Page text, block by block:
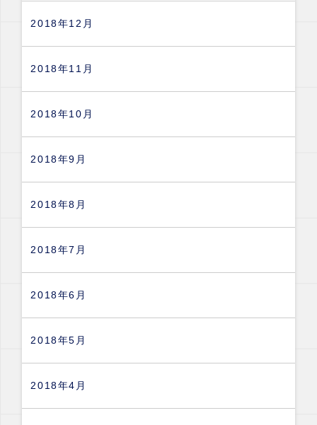
2018年12月
2018年11月
2018年10月
2018年9月
2018年8月
2018年7月
2018年6月
2018年5月
2018年4月